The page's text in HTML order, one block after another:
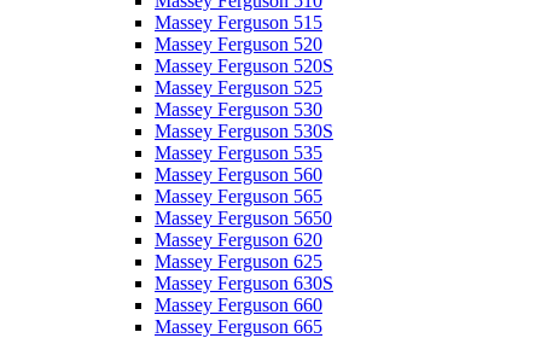
Massey Ferguson 515
Massey Ferguson 520
Massey Ferguson 520S
Massey Ferguson 525
Massey Ferguson 530
Massey Ferguson 530S
Massey Ferguson 535
Massey Ferguson 560
Massey Ferguson 565
Massey Ferguson 5650
Massey Ferguson 620
Massey Ferguson 625
Massey Ferguson 630S
Massey Ferguson 660
Massey Ferguson 665